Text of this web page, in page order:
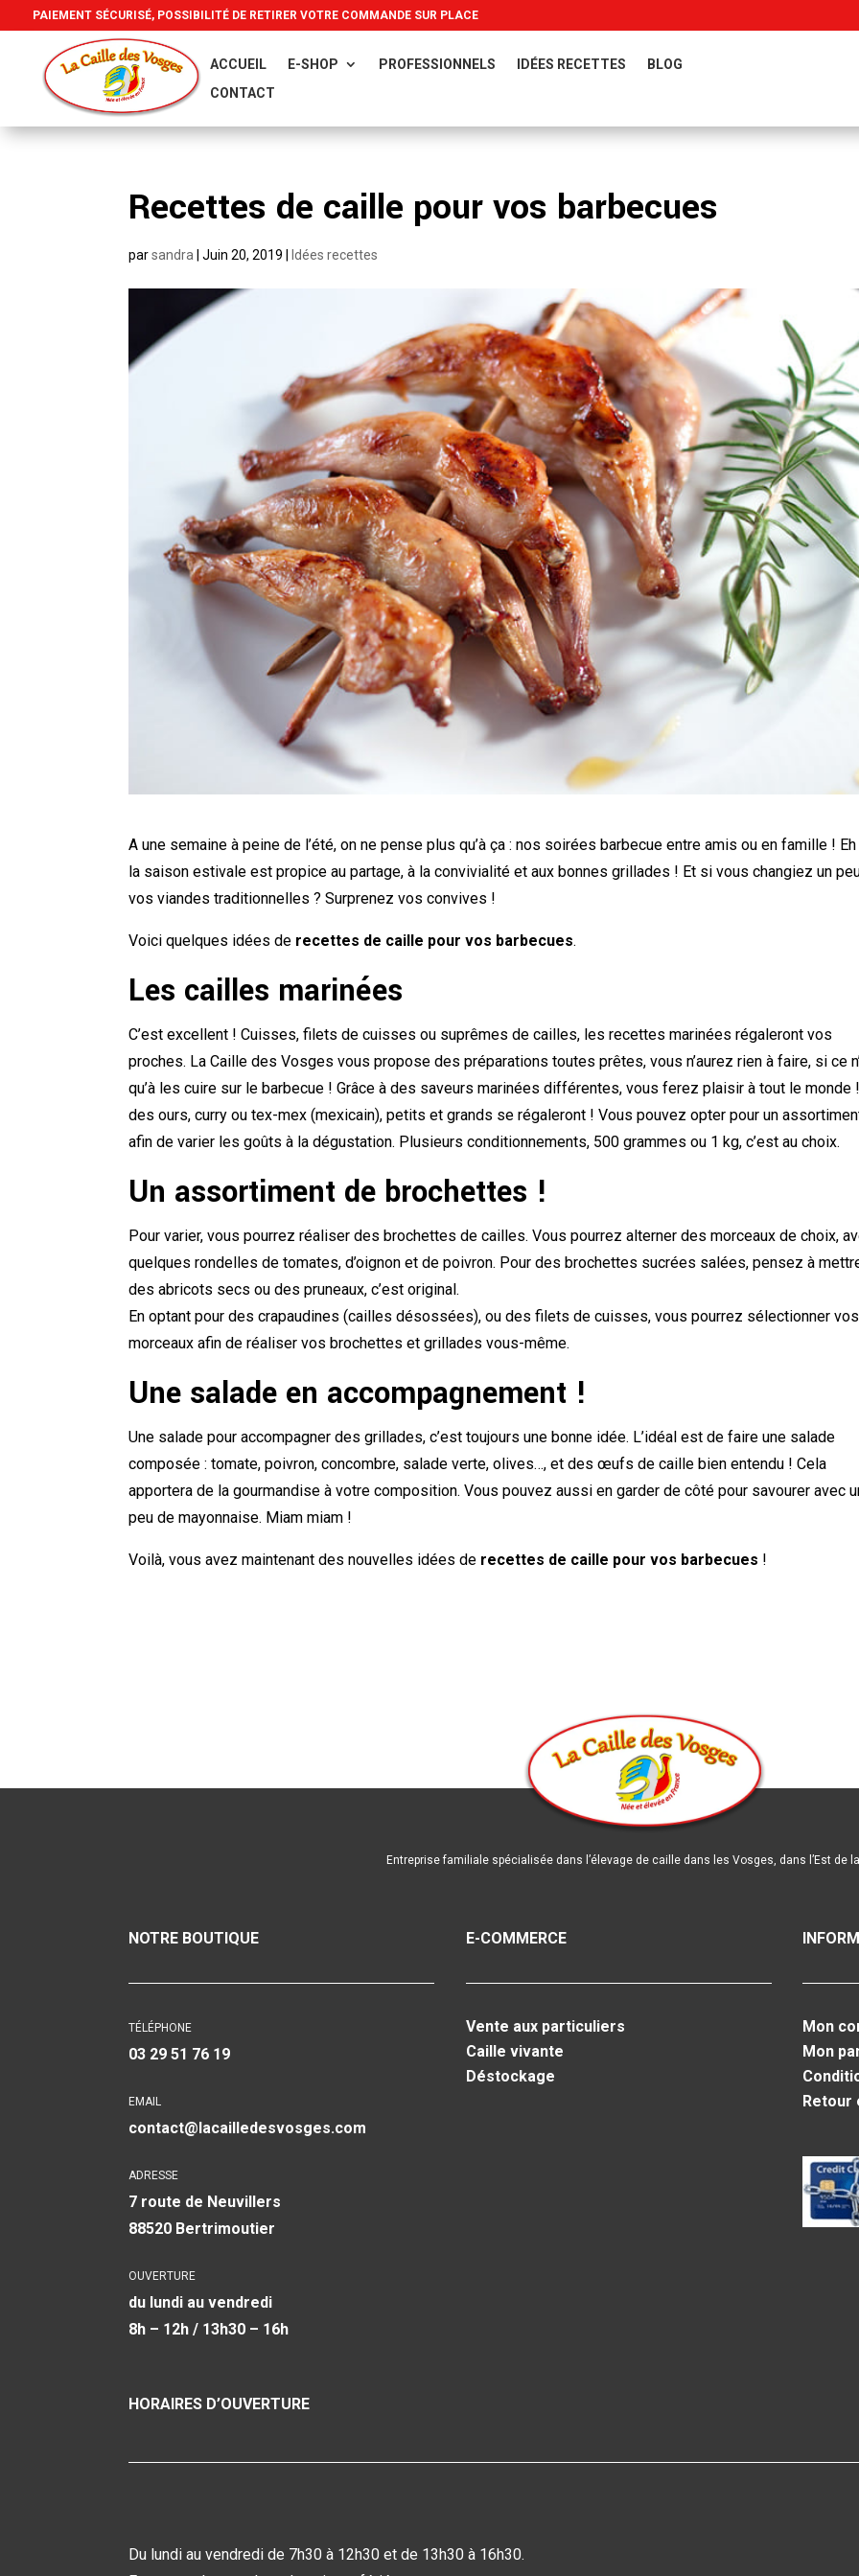
PAIEMENT SÉCURISÉ, POSSIBILITÉ DE RETIRER VOTRE COMMANDE SUR PLACE
ACCUEIL E-SHOP PROFESSIONNELS IDÉES RECETTES
BLOG
CONTACT
Recettes de caille pour vos barbecues
parsandra |Juin 20, 2019 Idées recettes
A une semaine à peine de l’été, on ne pense plus qu’à ça : nos soirées barbecue entre amis ou en famille ! Eh
la saison estivale est propice au partage, à la convivialité et aux bonnes grillades ! Et si vous changiez un
vos viandes traditionnelles ? Surprenez vos convives !
Voici quelques idées de recettes de caille pour vos barbecues.
Les cailles marinées
C’est excellent ! Cuisses, filets de cuisses ou suprêmes de cailles, les recettes marinées régaleront vos
proches. La Caille des Vosges vous propose des préparations toutes prêtes, vous n’aurez rien à faire, si ce
qu’à les cuire sur le barbecue ! Grâce à des saveurs marinées différentes, vous ferez plaisir à tout le monde
des ours, curry ou tex-mex (mexicain), petits et grands se régaleront ! Vous pouvez opter pour un
afin de varier les goûts à la dégustation. Plusieurs conditionnements, 500 grammes ou 1 kg, c’est au choix.
Un assortiment de brochettes !
Pour varier, vous pourrez réaliser des brochettes de cailles. Vous pourrez alterner des morceaux de choix,
quelques rondelles de tomates, d’oignon et de poivron. Pour des brochettes sucrées salées, pensez à
des abricots secs ou des pruneaux, c’est original.
En optant pour des crapaudines (cailles désossées), ou des filets de cuisses, vous pourrez sélectionner vos
morceaux afin de réaliser vos brochettes et grillades vous-même.
Une salade en accompagnement !
Une salade pour accompagner des grillades, c’est toujours une bonne idée. L’idéal est de faire une salade
composée : tomate, poivron, concombre, salade verte, olives…, et des œufs de caille bien entendu ! Cela
apportera de la gourmandise à votre composition. Vous pouvez aussi en garder de côté pour savourer avec
peu de mayonnaise. Miam miam !
Voilà, vous avez maintenant des nouvelles idées de recettes de caille pour vos barbecues !
Entreprise familiale spécialisée dans l’élevage de caille dans les Vosges, dans l’Est de
NOTRE BOUTIQUE
TÉLÉPHONE
03 29 51 76 19
EMAIL
contact@lacailledesvosges.com
ADRESSE
7 route de Neuvillers
88520 Bertrimoutier
OUVERTURE
du lundi au vendredi
8h – 12h / 13h30 – 16h
E-COMMERCE
Vente aux particuliers
Caille vivante
Déstockage
Mon
Mon
Retour
HORAIRES D’OUVERTURE
Du lundi au vendredi de 7h30 à 12h30 et de 13h30 à 16h30.